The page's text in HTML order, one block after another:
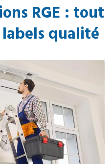
RGE : tout
qualité